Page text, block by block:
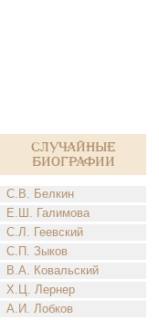
Случайные
биографии
С.В. Белкин
Е.Ш. Галимова
С.Л. Геевский
С.П. Зыков
В.А. Ковальский
Х.Ц. Лернер
А.И. Лобков